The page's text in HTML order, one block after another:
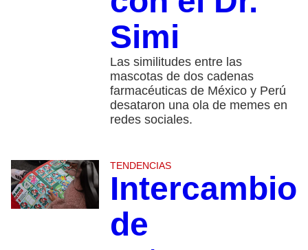
Simi
Las similitudes entre las
mascotas de dos cadenas
farmacéuticas de México y Perú
desataron una ola de memes en
redes sociales.
TENDENCIAS
Intercambio
de